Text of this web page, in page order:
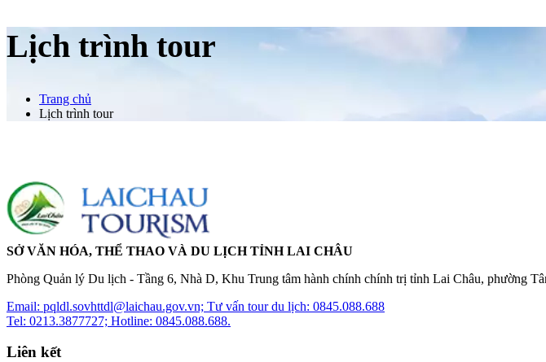
Lịch trình tour
Trang chủ
Lịch trình tour
SỞ VĂN HÓA, THỂ THAO VÀ DU LỊCH TỈNH LAI CHÂU
Phòng Quản lý Du lịch - Tầng 6, Nhà D, Khu Trung tâm hành chính chính trị tỉnh Lai Châu, phường
Email: pqldl.sovhttdl@laichau.gov.vn; Tư vấn tour du lịch: 0845.088.688
Tel: 0213.3877727; Hotline: 0845.088.688.
Liên kết